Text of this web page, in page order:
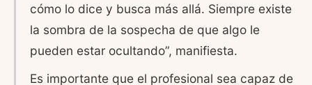
cómo lo dice y busca más allá. Siempre existe
la sombra de la sospecha de que algo le
pueden estar ocultando”, manifiesta.
Es importante que el profesional sea capaz de